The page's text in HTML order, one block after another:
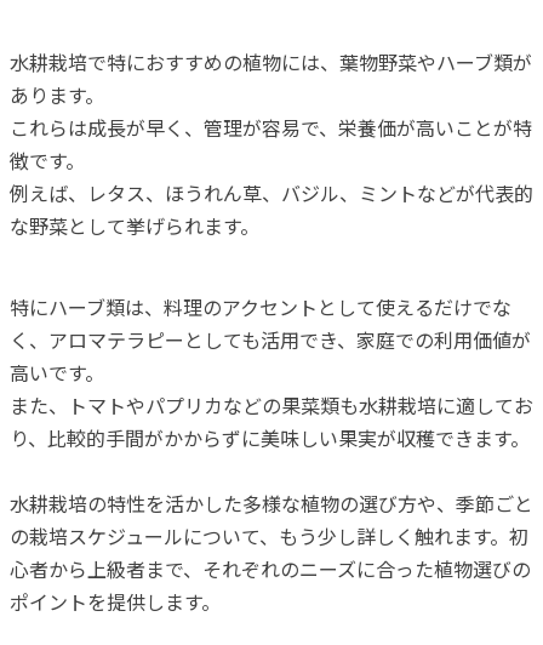
水耕栽培で特におすすめの植物には、葉物野菜やハーブ類が
あります。
これらは成長が早く、管理が容易で、栄養価が高いことが特
徴です。
例えば、レタス、ほうれん草、バジル、ミントなどが代表的
な野菜として挙げられます。
特にハーブ類は、料理のアクセントとして使えるだけでな
く、アロマテラピーとしても活用でき、家庭での利用価値が
高いです。
また、トマトやパプリカなどの果菜類も水耕栽培に適してお
り、比較的手間がかからずに美味しい果実が収穫できます。
水耕栽培の特性を活かした多様な植物の選び方や、季節ごと
の栽培スケジュールについて、もう少し詳しく触れます。初
心者から上級者まで、それぞれのニーズに合った植物選びの
ポイントを提供します。